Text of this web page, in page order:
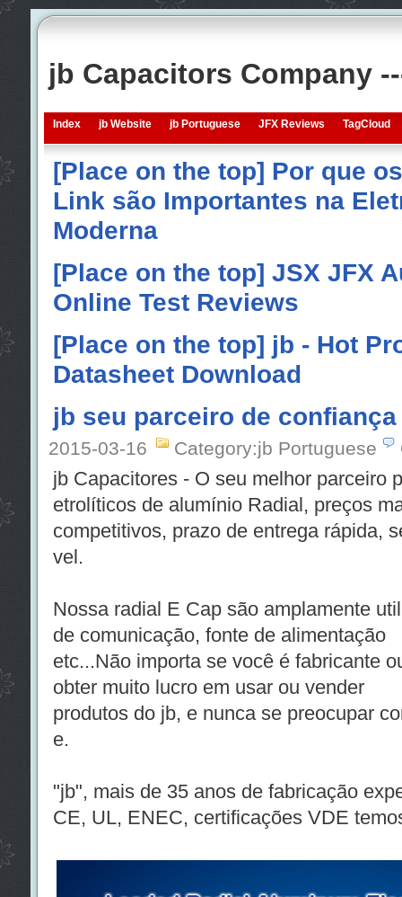
jb Capacitors Company
Index jb Website jb Portuguese JFX Reviews TagCloud
[Place on the top] Por que
Link são Importantes na
Moderna
[Place on the top] JSX JFX
Online Test Reviews
[Place on the top] jb - Hot
Datasheet Download
jb seu parceiro de
2015-03-16 Category:jb Portuguese
jb Capacitores - O seu melhor parceiro
etrolíticos de alumínio Radial, preços
competitivos, prazo de entrega rápida,
vel.
Nossa radial E Cap são amplamente
de comunicação, fonte de alimentação
etc...Não importa se você é fabricante
obter muito lucro em usar ou vender
produtos do jb, e nunca se preocupar
e.
"jb", mais de 35 anos de fabricação
CE, UL, ENEC, certificações VDE